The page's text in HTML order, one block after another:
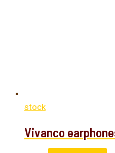
stock
Vivanco